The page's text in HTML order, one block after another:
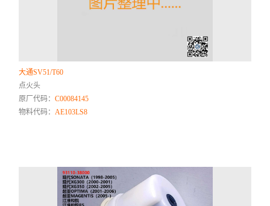
大通SV51/T60
点火头
原厂代码：C00084145
物料代码：AE103LS8